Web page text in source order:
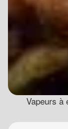
Vapeurs à